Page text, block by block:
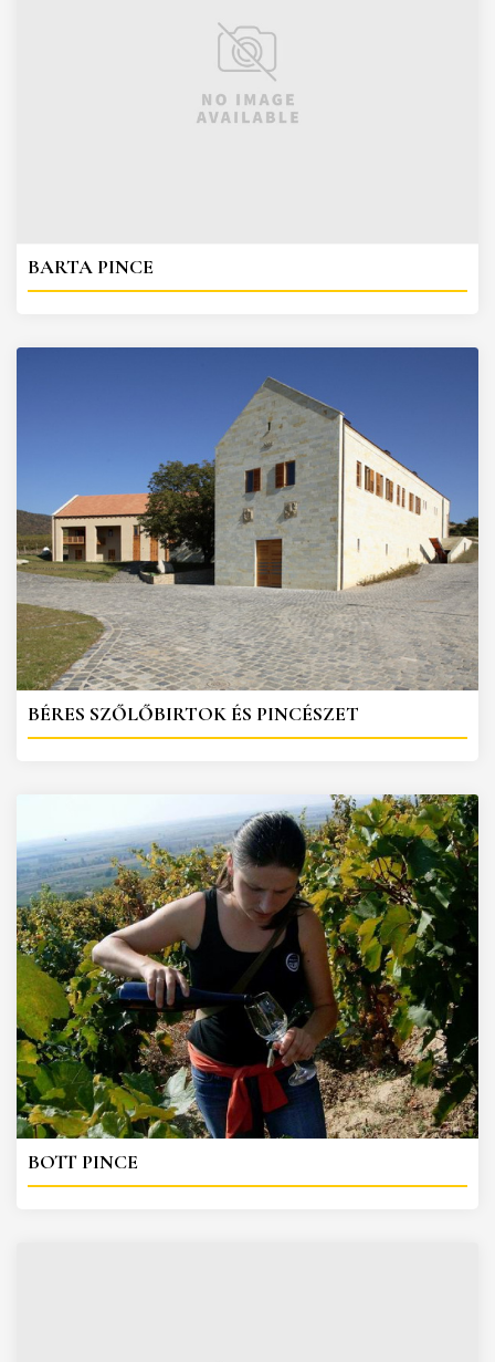
BARTA PINCE
BÉRES SZŐLŐBIRTOK ÉS PINCÉSZET
BOTT PINCE